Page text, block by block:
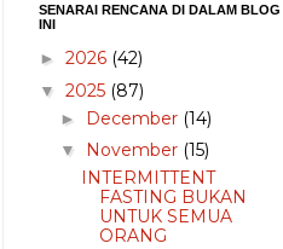
SENARAI RENCANA DI DALAM BLOG
INI
► 2026 (42)
▼ 2025 (87)
► December (14)
▼ November (15)
INTERMITTENT
FASTING BUKAN
UNTUK SEMUA
ORANG